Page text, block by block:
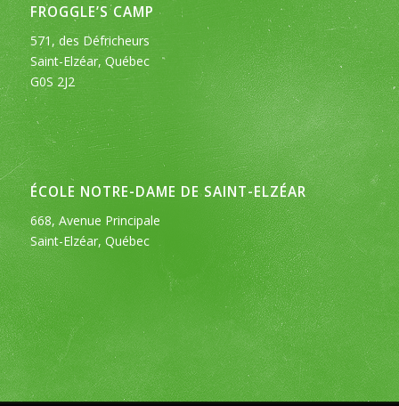
FROGGLE’S CAMP
571, des Défricheurs
Saint-Elzéar, Québec
G0S 2J2
ÉCOLE NOTRE-DAME DE SAINT-ELZÉAR
668, Avenue Principale
Saint-Elzéar, Québec